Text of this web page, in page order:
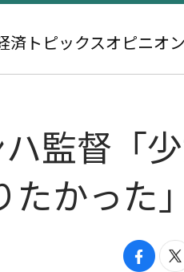
済 トピックスオピニオン
監督「
かった」